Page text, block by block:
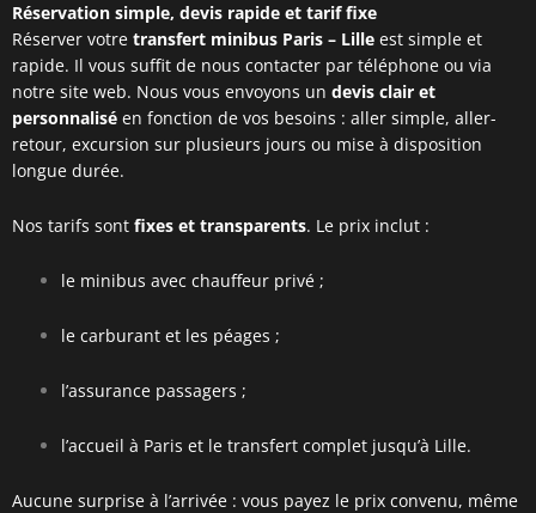
Réservation simple, devis rapide et tarif fixe
Réserver votre transfert minibus Paris – Lille est simple et
rapide. Il vous suffit de nous contacter par téléphone ou via
notre site web. Nous vous envoyons un devis clair et
personnalisé en fonction de vos besoins : aller simple, aller-
retour, excursion sur plusieurs jours ou mise à disposition
longue durée.
Nos tarifs sont fixes et transparents. Le prix inclut :
le minibus avec chauffeur privé ;
le carburant et les péages ;
l’assurance passagers ;
l’accueil à Paris et le transfert complet jusqu’à Lille.
Aucune surprise à l’arrivée : vous payez le prix convenu, même